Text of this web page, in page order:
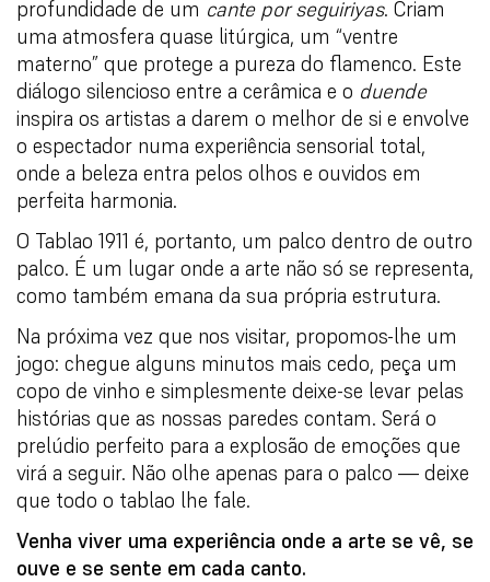
profundidade de um cante por seguiriyas. Criam
uma atmosfera quase litúrgica, um “ventre
materno” que protege a pureza do flamenco. Este
diálogo silencioso entre a cerâmica e o duende
inspira os artistas a darem o melhor de si e envolve
o espectador numa experiência sensorial total,
onde a beleza entra pelos olhos e ouvidos em
perfeita harmonia.
O Tablao 1911 é, portanto, um palco dentro de outro
palco. É um lugar onde a arte não só se representa,
como também emana da sua própria estrutura.
Na próxima vez que nos visitar, propomos-lhe um
jogo: chegue alguns minutos mais cedo, peça um
copo de vinho e simplesmente deixe-se levar pelas
histórias que as nossas paredes contam. Será o
prelúdio perfeito para a explosão de emoções que
virá a seguir. Não olhe apenas para o palco — deixe
que todo o tablao lhe fale.
Venha viver uma experiência onde a arte se vê, se
ouve e se sente em cada canto.